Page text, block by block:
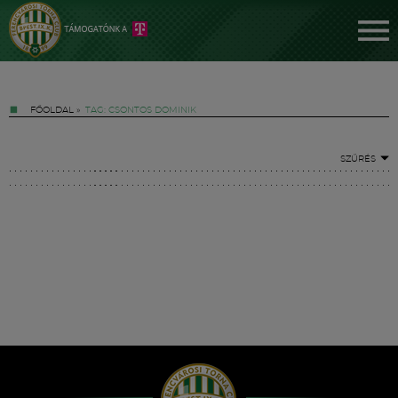
FŐOLDAL » TAG: CSONTOS DOMINIK
SZŰRÉS
Hírek